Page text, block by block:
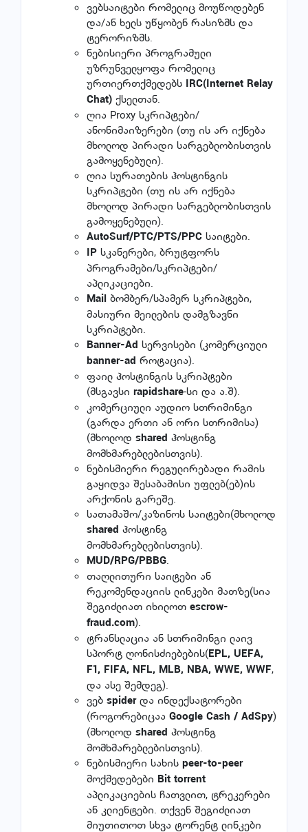
ვებსაიტები რომელიც მოუწოდებენ
და/ან ხელს უწყობენ რასიზმს და
ტერორიზმს.
ნებისიერი პროგრამული
უზრუნველყოფა რომელიც
ურთიერთქმედებს IRC(Internet Relay
Chat) ქსელთან.
ღია Proxy სკრიპტები/
ანონიმაიზერები (თუ ის არ იქნება
მხოლოდ პირადი სარგებლობისთვის
გამოყენებული).
ღია სურათების ჰოსტინგის
სკრიპტები (თუ ის არ იქნება
მხოლოდ პირადი სარგებლობისთვის
გამოყენებული).
AutoSurf/PTC/PTS/PPC საიტები.
IP სკანერები, ბრუტფორს
პროგრამები/სკრიპტები/
აპლიკაციები.
Mail ბომბერ/სპამერ სკრიპტები,
მასიური მეილების დამგზავნი
სკრიპტები.
Banner-Ad სერვისები (კომერციული
banner-ad როტაცია).
ფაილ ჰოსტინგის სკრიპტები
(მსგავსი rapidshare-სი და ა.შ).
კომერციული აუდიო სთრიმინგი
(გარდა ერთი ან ორი სთრიმისა)
(მხოლოდ shared ჰოსტინგ
მომხმარებლებისთვის).
ნებისმიერი რეგულირებადი რამის
გაყიდვა შესაბამისი უფლებ(ებ)ის
არქონის გარეშე.
სათამაშო/კაზინოს საიტები(მხოლოდ
shared ჰოსტინგ
მომხმარებლებისთვის).
MUD/RPG/PBBG.
თაღლითური საიტები ან
რეკომენდაციის ლინკები მათზე(სია
შეგიძლიათ იხილოთ escrow-
fraud.com).
ტრანსლაცია ან სთრიმინგი ლაივ
სპორტ ღონისძიებების(EPL, UEFA,
F1, FIFA, NFL, MLB, NBA, WWE, WWF,
და ასე შემდეგ).
ვებ spiderდა ინდექსატორები
(როგორებიცაა Google Cash / AdSpy)
(მხოლოდ shared ჰოსტინგ
მომხმარებლებისთვის).
ნებისმიერი სახის peer-to-peer
მოქმედებები Bit torrent
აპლიკაციების ჩათვლით, ტრეკერები
ან კლიენტები. თქვენ შეგიძლიათ
მიუთითოთ სხვა ტორენტ ლინკები